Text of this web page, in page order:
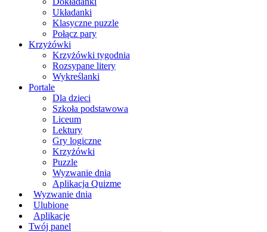
Układanki
Klasyczne puzzle
Połącz pary
Krzyżówki
Krzyżówki tygodnia
Rozsypane litery
Wykreślanki
Portale
Dla dzieci
Szkoła podstawowa
Liceum
Lektury
Gry logiczne
Krzyżówki
Puzzle
Wyzwanie dnia
Aplikacja Quizme
Wyzwanie dnia
Ulubione
Aplikacje
Twój panel